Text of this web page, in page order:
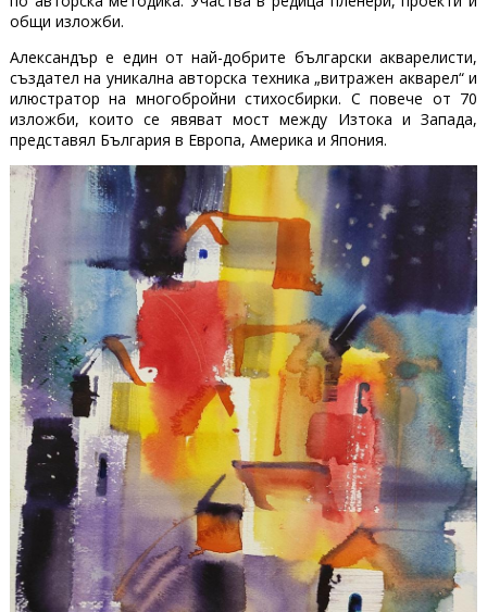
общи изложби.
Александър е един от най-добрите български акварелисти,
създател на уникална авторска техника „витражен акварел“ и
илюстратор на многобройни стихосбирки. С повече от 70
изложби, които се явяват мост между Изтока и Запада,
представял България в Европа, Америка и Япония.